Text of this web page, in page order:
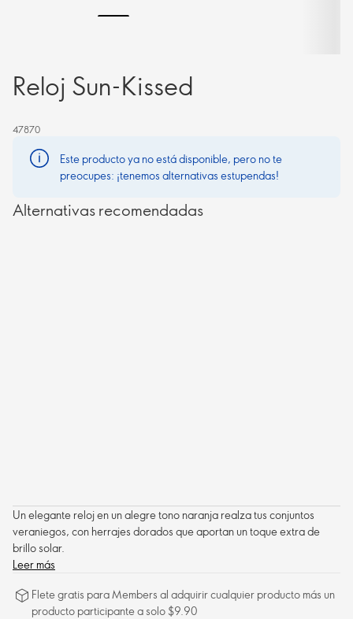
Reloj Sun-Kissed
47870
Este producto ya no está disponible, pero no te
preocupes: ¡tenemos alternativas estupendas!
Alternativas recomendadas
Un elegante reloj en un alegre tono naranja realza tus conjuntos
veraniegos, con herrajes dorados que aportan un toque extra de
brillo solar.
Leer más
Flete gratis para Members al adquirir cualquier producto más un
producto participante a solo $9.90